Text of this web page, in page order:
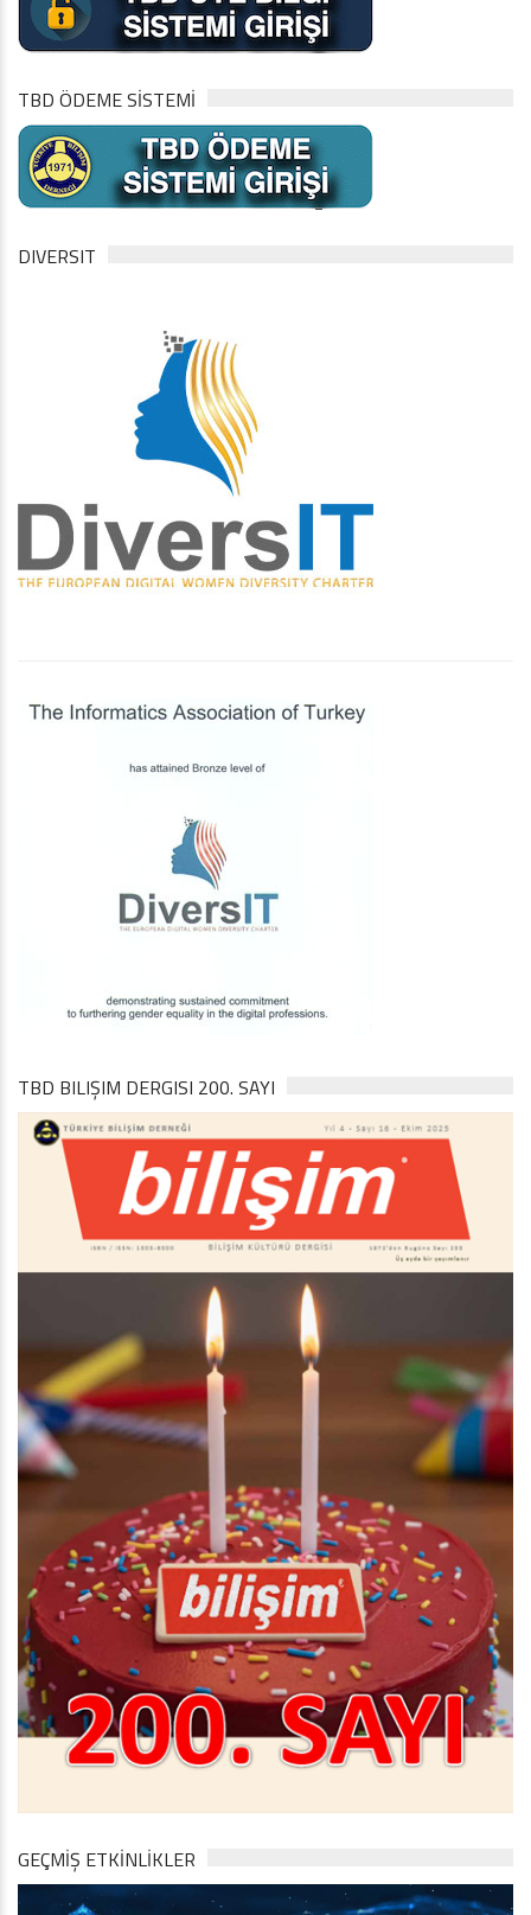
TBD ÖDEME SİSTEMİ
DIVERSIT
TBD BILIŞIM DERGISI 200. SAYI
GEÇMİŞ ETKİNLİKLER